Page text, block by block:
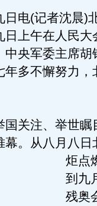
电(记者沈晨)
上午在人民大
央军委主席胡
多不懈努力，
关注、举世瞩
。 从八月八日
炬点
到九
残奥